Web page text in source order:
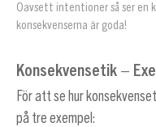
Oavsett intentioner så ser en
konsekvenserna är goda!
Konsekvensetik –
För att se hur
på tre exempel: